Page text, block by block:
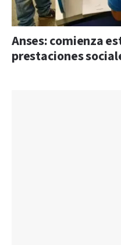
Anses: comienza
prestaciones